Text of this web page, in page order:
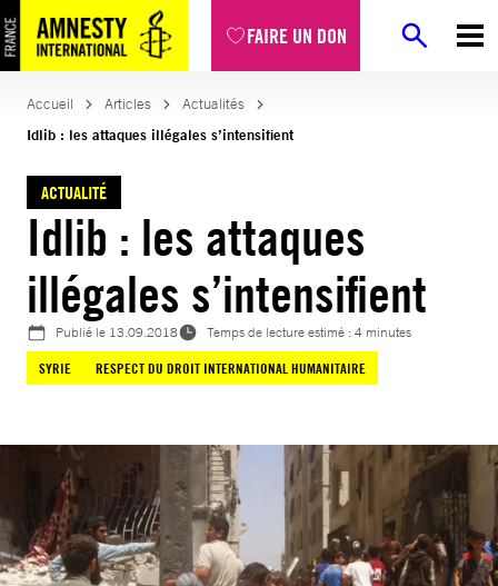
FAIRE UN DON
Aller
au
contenu
Accueil Articles
Actualités
Idlib : les attaques illégales s’intensifient
ACTUALITÉ
Idlib : les attaques
illégales s’intensifient
Publié le 13.09.2018
Temps de lecture estimé : 4 minutes
SYRIE
RESPECT DU DROIT INTERNATIONAL HUMANITAIRE